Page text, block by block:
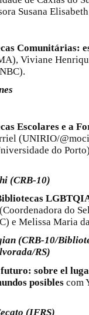
Susana
Comunitárias:
Viviane
Escolares e a
(UNIRIO/
do
(CRB-10)
do
e Melissa Maria
n (CRB-10/
RS)
sobre el
posibles com
(IFRS)